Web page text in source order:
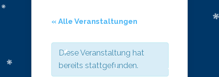
« Alle Veranstaltungen
Diese Veranstaltung hat
bereits stattgefunden.